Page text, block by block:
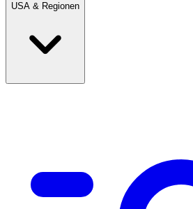
USA & Regionen